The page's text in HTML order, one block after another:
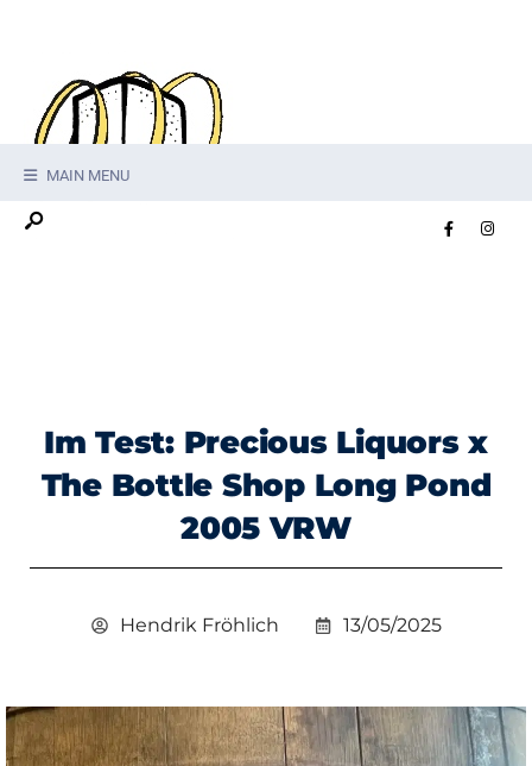
MAIN MENU
Im Test: Precious Liquors x
The Bottle Shop Long Pond
2005 VRW
Hendrik Fröhlich 13/05/2025